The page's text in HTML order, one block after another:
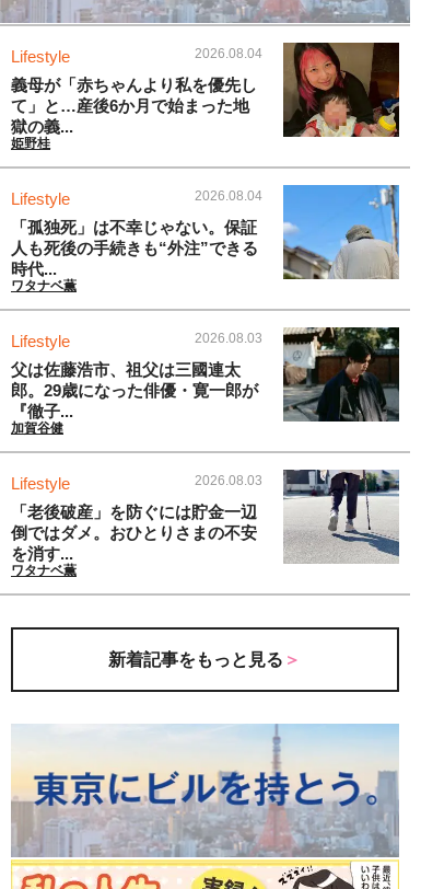
Lifestyle 2026.08.04
義母が「赤ちゃんより私を優先し
て」と…産後6か月で始まった地
獄の義...
姫野桂
Lifestyle 2026.08.04
「孤独死」は不幸じゃない。保証
人も死後の手続きも“外注”できる
時代...
ワタナベ薫
Lifestyle 2026.08.03
父は佐藤浩市、祖父は三國連太
郎。29歳になった俳優・寛一郎が
『徹子...
加賀谷健
Lifestyle 2026.08.03
「老後破産」を防ぐには貯金一辺
倒ではダメ。おひとりさまの不安
を消す...
ワタナベ薫
新着記事をもっと見る